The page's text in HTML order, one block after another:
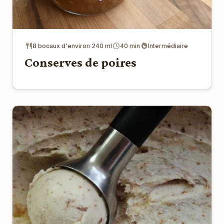
8 bocaux d'environ 240 ml 40 min Intermédiaire
Conserves de poires